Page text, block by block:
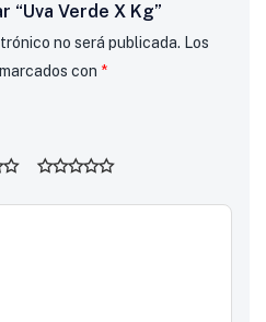
“Uva Verde X Kg”
no será publicada. Los
con *